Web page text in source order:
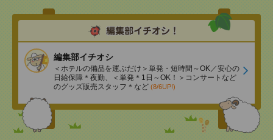
編集部イチオシ
＜ホテルの備品を運ぶだけ＞単発・短時間～OK／安心の
日給保障＊夜勤、＜単発＊1日～OK！＞コンサートなど
のグッズ販売スタッフ＊など (8/6UP!)